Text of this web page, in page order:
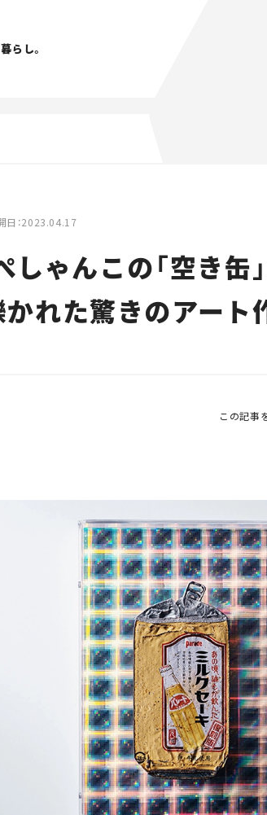
らし。
日：2023.04.17
しゃんこの「空き缶
れた驚きのアート
この記事